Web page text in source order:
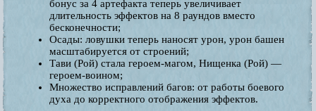
бонус за 4 артефакта теперь увеличивает
длительность эффектов на 8 раундов вместо
бесконечности;
Осады: ловушки теперь наносят урон, урон башен
масштабируется от строений;
Тави (Рой) стала героем-магом, Нищенка (Рой) —
героем-воином;
Множество исправлений багов: от работы боевого
духа до корректного отображения эффектов.